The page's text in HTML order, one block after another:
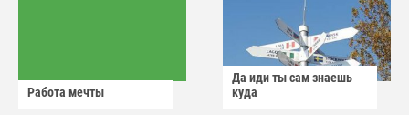
Работа мечты
Да иди ты сам знаешь
куда